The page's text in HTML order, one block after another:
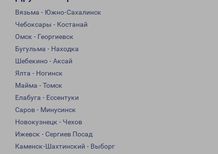
Вязьма - Южно-Сахалинск
Чебоксары - Костанай
Омск - Георгиевск
Бугульма - Находка
Шебекино - Аксай
Ялта - Ногинск
Майма - Томск
Елабуга - Ессентуки
Саров - Минусинск
Новокузнецк - Чехов
Ижевск - Сергиев Посад
Каменск-Шахтинский - Выборг